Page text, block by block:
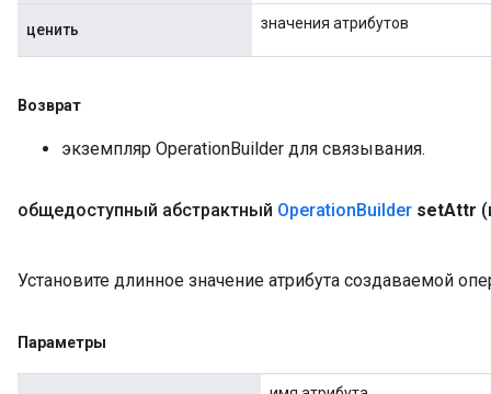
ценить значения атрибутов
Возврат
экземпляр OperationBuilder для связывания.
общедоступный абстрактный OperationBuilder setAttr
Установите длинное значение атрибута создаваемой
Параметры